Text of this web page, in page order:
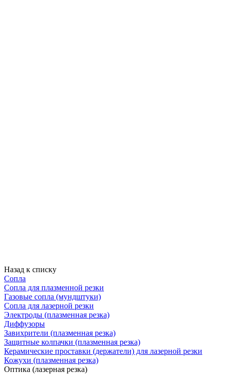
Назад к списку
Сопла
Сопла для плазменной резки
Газовые сопла (мундштуки)
Сопла для лазерной резки
Электроды (плазменная резка)
Диффузоры
Завихрители (плазменная резка)
Защитные колпачки (плазменная резка)
Керамические проставки (держатели) для лазерной резки
Кожухи (плазменная резка)
Оптика (лазерная резка)